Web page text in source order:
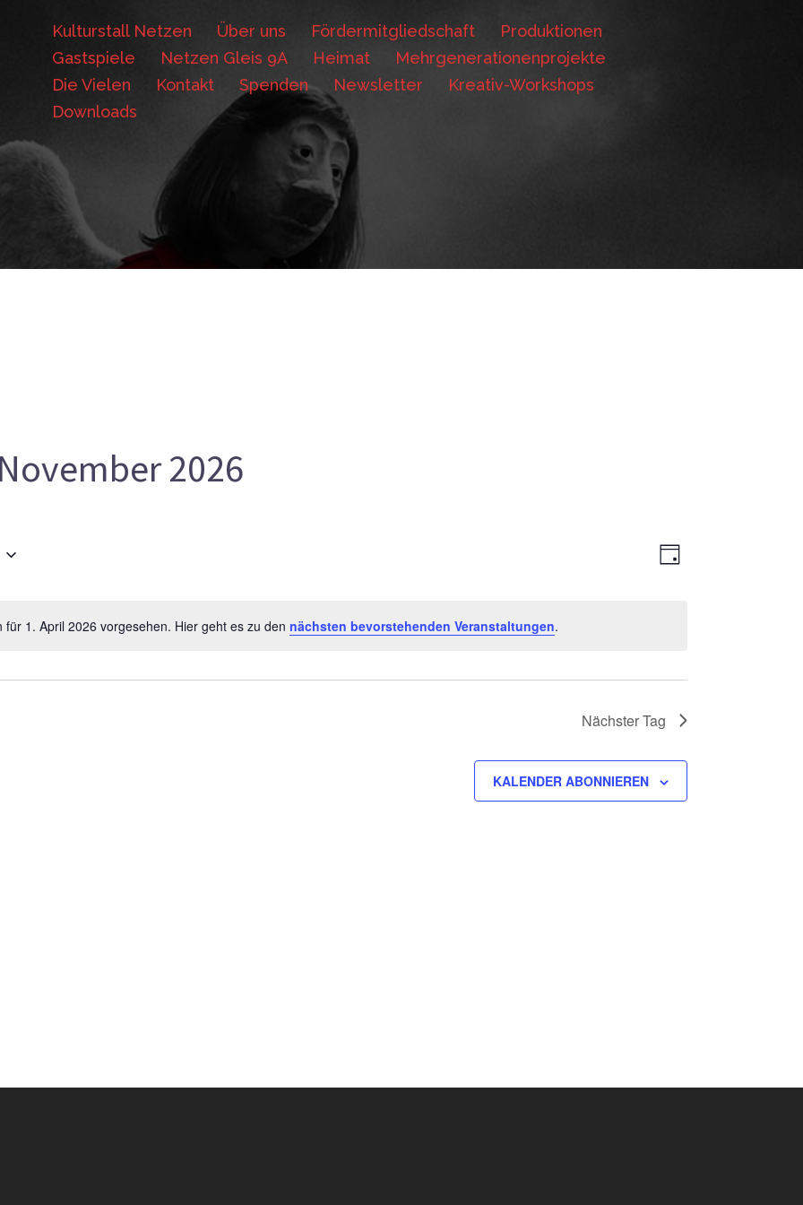
Kulturstall Netzen Über uns Fördermitgliedschaft
Produktionen
Gastspiele
Netzen Gleis 9A Heimat
Mehrgenerationenprojekte
Die Vielen
Kontakt Spenden Newsletter
Kreativ-Workshops
Downloads
für 1. April 2026 vorgesehen. Hier geht es zu den nächsten bevorstehenden Veranstaltungen.
November 2026
TAG
Nächster Tag
KALENDER ABONNIEREN